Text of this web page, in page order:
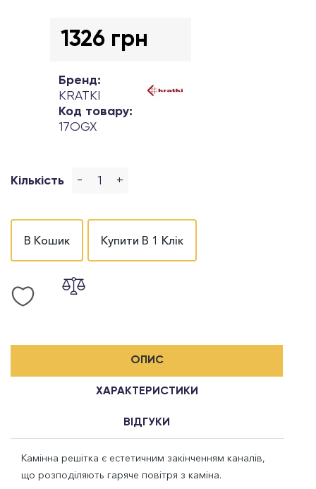
1326 грн
Бренд:
KRATKI
Код товару:
17OGX
Кількість - +
В Кошик Купити В 1 Клік
ОПИС
ХАРАКТЕРИСТИКИ
ВІДГУКИ
Камінна решітка є естетичним закінченням каналів,
що розподіляють гаряче повітря з каміна.